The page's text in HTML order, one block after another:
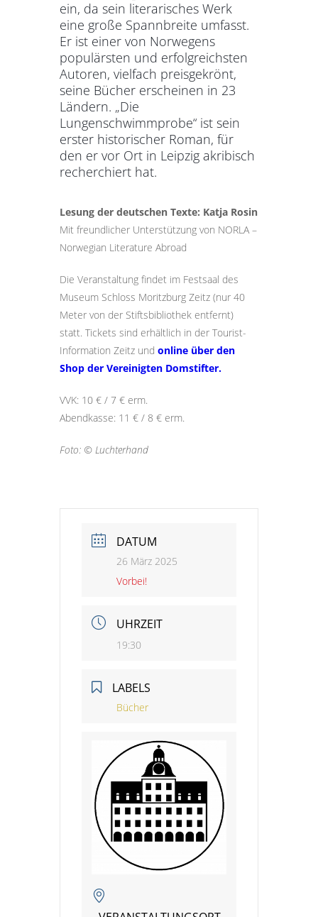
ein, da sein literarisches Werk
eine große Spannbreite umfasst.
Er ist einer von Norwegens
populärsten und erfolgreichsten
Autoren, vielfach preisgekrönt,
seine Bücher erscheinen in 23
Ländern. „Die
Lungenschwimmprobe“ ist sein
erster historischer Roman, für
den er vor Ort in Leipzig akribisch
recherchiert hat.
Lesung der deutschen Texte: Katja Rosin
Mit freundlicher Unterstützung von NORLA –
Norwegian Literature Abroad
Die Veranstaltung findet im Festsaal des
Museum Schloss Moritzburg Zeitz (nur 40
Meter von der Stiftsbibliothek entfernt)
statt. Tickets sind erhältlich in der Tourist-
Information Zeitz und online über den
Shop der Vereinigten Domstifter.
VVK: 10 € / 7 € erm.
Abendkasse: 11 € / 8 € erm.
Foto: © Luchterhand
DATUM
26 März 2025
Vorbei!
UHRZEIT
19:30
LABELS
Bücher